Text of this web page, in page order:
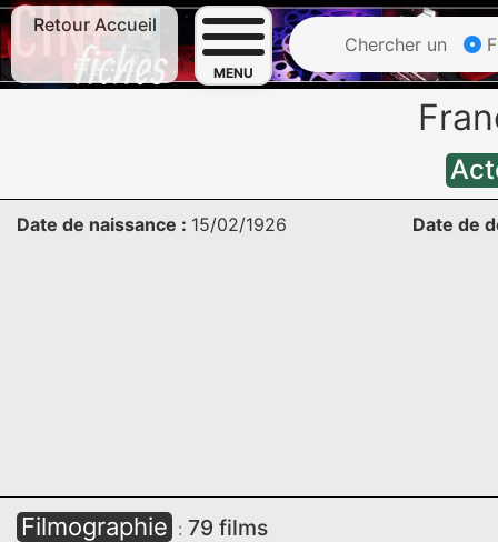
Retour Accueil
MENU
Chercher un
Date de naissance : 15/02/1926 Date de
Filmographie : 79 films